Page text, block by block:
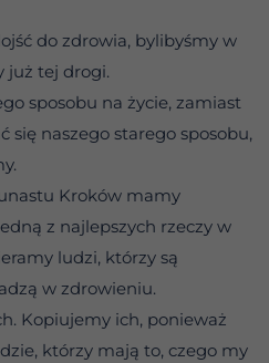
do zdrowia, bylibyśmy w
już tej drogi.
sposobu na życie, zamiast
się naszego starego sposobu,
Kroków mamy
z najlepszych rzeczy w
ludzi, którzy są
w zdrowieniu.
Kopiujemy ich, ponieważ
którzy mają to, czego my